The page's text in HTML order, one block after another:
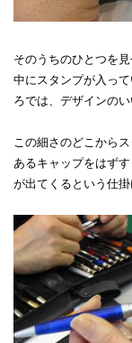
そのうちのひとつを
中にスタンプが入っ
ろでは、デザインの
この細さのどこから
あるキャップをはず
が出てくるという仕掛